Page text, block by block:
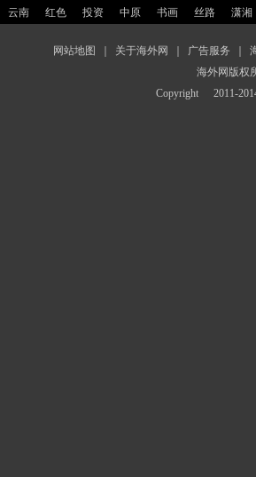
云南 红色 投资 中原 书画 丝路 潇湘
网站地图 关于海外网 广告服务
海外网版权
Copyright
2011-